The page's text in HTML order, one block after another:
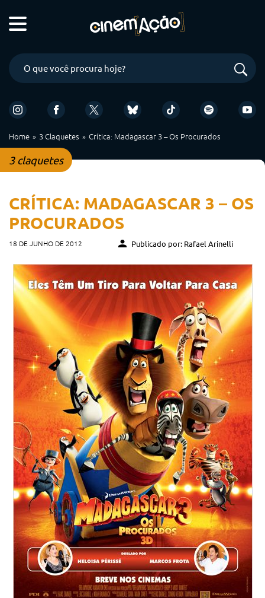
Home 3 Claquetes Crítica: Madagascar 3 – Os Procurados
3 claquetes
CRÍTICA: MADAGASCAR 3 – OS
PROCURADOS
18 DE JUNHO DE 2012 Publicado por: Rafael Arinelli